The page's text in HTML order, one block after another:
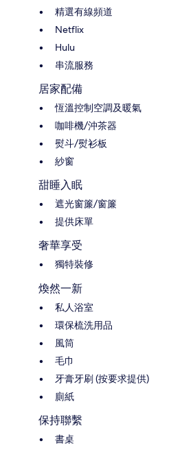
精選有線頻道
Netflix
Hulu
串流服務
居家配備
恆溫控制空調及暖氣
咖啡機/沖茶器
熨斗/熨衫板
紗窗
甜睡入眠
遮光窗簾/窗簾
提供床單
奢華享受
獨特裝修
煥然一新
私人浴室
環保梳洗用品
風筒
毛巾
牙膏牙刷 (按要求提供)
廁紙
保持聯繫
書桌